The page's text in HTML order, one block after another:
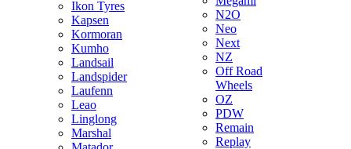
Ikon Tyres
Kapsen
Kormoran
Kumho
Landsail
Landspider
Laufenn
Leao
Linglong
Marshal
N2O
Neo
Next
NZ
Off Road
Wheels
OZ
PDW
Remain
Replay